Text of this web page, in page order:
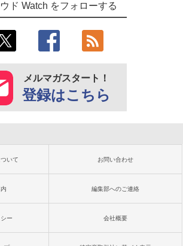
ド Watch をフォローする
メルマガスタート！
登録はこちら
いて お問い合わせ
編集部へのご連絡
ー 会社概要